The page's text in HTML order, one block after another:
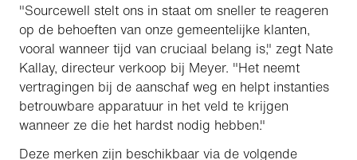
"Sourcewell stelt ons in staat om sneller te reageren
op de behoeften van onze gemeentelijke klanten,
vooral wanneer tijd van cruciaal belang is," zegt Nate
Kallay, directeur verkoop bij Meyer. "Het neemt
vertragingen bij de aanschaf weg en helpt instanties
betrouwbare apparatuur in het veld te krijgen
wanneer ze die het hardst nodig hebben."
Deze merken zijn beschikbaar via de volgende